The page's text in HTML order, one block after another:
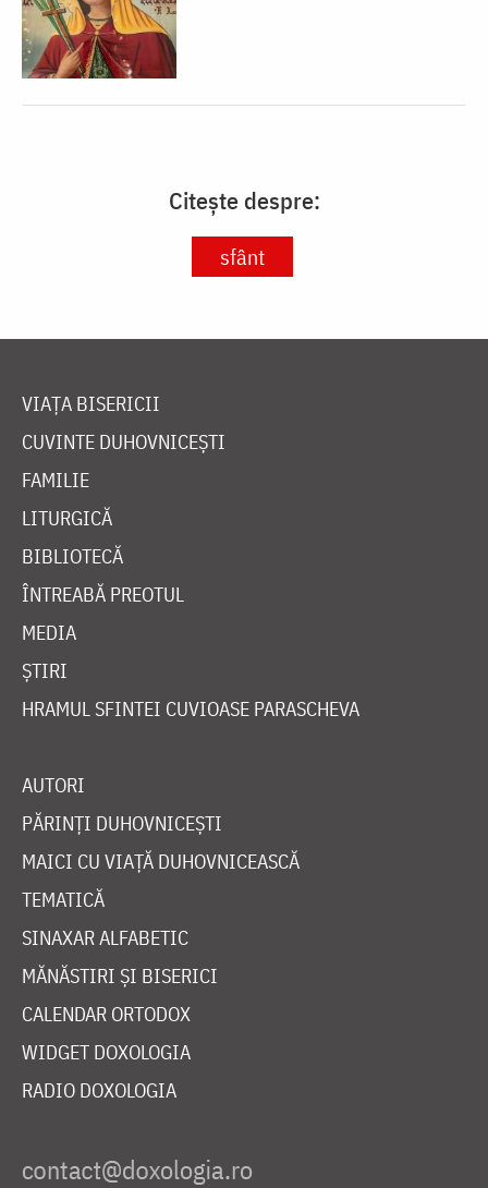
Citește despre:
sfânt
VIAȚA BISERICII
CUVINTE DUHOVNICEȘTI
FAMILIE
LITURGICĂ
BIBLIOTECĂ
ÎNTREABĂ PREOTUL
MEDIA
ȘTIRI
HRAMUL SFINTEI CUVIOASE PARASCHEVA
AUTORI
PĂRINȚI DUHOVNICEȘTI
MAICI CU VIAȚĂ DUHOVNICEASCĂ
TEMATICĂ
SINAXAR ALFABETIC
MĂNĂSTIRI ȘI BISERICI
CALENDAR ORTODOX
WIDGET DOXOLOGIA
RADIO DOXOLOGIA